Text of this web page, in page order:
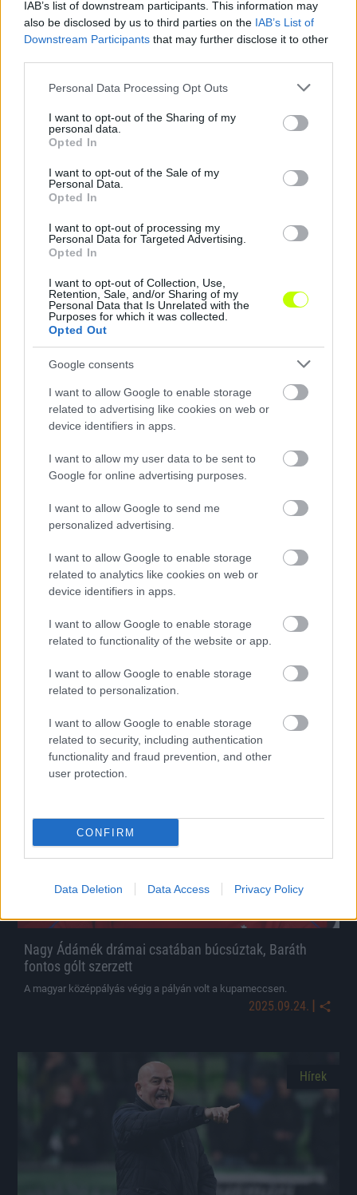
IAB’s list of downstream participants. This information may
also be disclosed by us to third parties on the IAB’s List of
Downstream Participants that may further disclose it to other
Please note that this website/app uses one or more Google
not limited to your visit or usage behaviour. You may click to
grant or deny consent to Google and its third-party tags to
use your data for below specified purposes in below Google
consent section.
Personal Data Processing Opt Outs
I want to opt-out of the Sharing of my
personal data.
Opted In
I want to opt-out of the Sale of my
Personal Data.
Opted In
I want to opt-out of processing my
Personal Data for Targeted Advertising.
Opted In
I want to opt-out of Collection, Use,
Retention, Sale, and/or Sharing of my
Personal Data that Is Unrelated with the
Purposes for which it was collected.
Opted Out
Google consents
I want to allow Google to enable storage
related to advertising like cookies on web or
device identifiers in apps.
I want to allow my user data to be sent to
Google for online advertising purposes.
I want to allow Google to send me
personalized advertising.
I want to allow Google to enable storage
related to analytics like cookies on web or
device identifiers in apps.
I want to allow Google to enable storage
related to functionality of the website or app.
I want to allow Google to enable storage
related to personalization.
I want to allow Google to enable storage
related to security, including authentication
functionality and fraud prevention, and other
user protection.
CONFIRM
Data Deletion Data Access Privacy Policy
Megosztás:
KAPCSOLÓDÓ HÍREK
Az Újpestről szinte elkergetett tréner elmondta, hol
2026.04.02.
Hírek
A magyar támadó pazar ollózását választották az év
Idén nyáron szerződött Lengyelországba az MTK-tól.
Nagy Ádámék drámai csatában búcsúztak, Baráth
fontos gólt szerzett
A magyar középpályás végig a pályán volt a kupameccsen.
2025.09.24. |
Hírek